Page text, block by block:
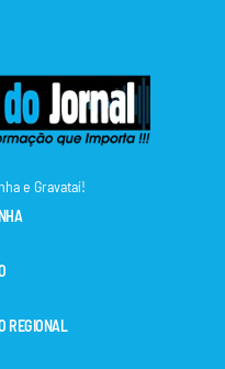
e Gravataí!
REGIONAL